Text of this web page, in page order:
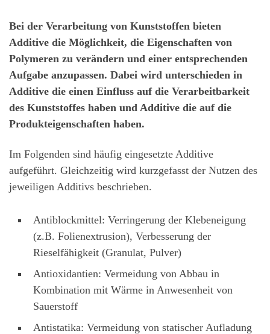
Bei der Verarbeitung von Kunststoffen bieten
Additive die Möglichkeit, die Eigenschaften von
Polymeren zu verändern und einer entsprechenden
Aufgabe anzupassen. Dabei wird unterschieden in
Additive die einen Einfluss auf die Verarbeitbarkeit
des Kunststoffes haben und Additive die auf die
Produkteigenschaften haben.
Im Folgenden sind häufig eingesetzte Additive
aufgeführt. Gleichzeitig wird kurzgefasst der Nutzen des
jeweiligen Additivs beschrieben.
Antiblockmittel: Verringerung der Klebeneigung
(z.B. Folienextrusion), Verbesserung der
Rieselfähigkeit (Granulat, Pulver)
Antioxidantien: Vermeidung von Abbau in
Kombination mit Wärme in Anwesenheit von
Sauerstoff
Antistatika: Vermeidung von statischer Aufladung